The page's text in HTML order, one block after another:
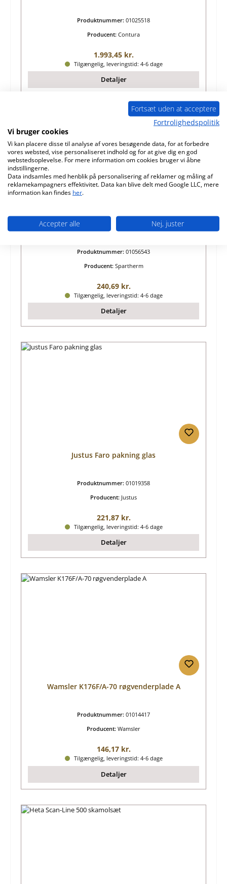
Produktnummer: 01025518
Producent: Contura
Almindelig pris:
1.993,45 kr.
Tilgængelig, leveringstid: 4-6 dage
Detaljer
Spartherm Passo fjeder nede brændkammerdør
Produktnummer: 01056543
Producent: Spartherm
Almindelig pris:
240,69 kr.
Tilgængelig, leveringstid: 4-6 dage
Detaljer
Justus Faro pakning glas
Produktnummer: 01019358
Producent: Justus
Almindelig pris:
221,87 kr.
Tilgængelig, leveringstid: 4-6 dage
Detaljer
Wamsler K176F/A-70 røgvenderplade A
Produktnummer: 01014417
Producent: Wamsler
Almindelig pris:
146,17 kr.
Tilgængelig, leveringstid: 4-6 dage
Detaljer
Fortsæt uden at acceptere
Fortrolighedspolitik
Vi bruger cookies
Vi kan placere disse til analyse af vores besøgende data, for at forbedre
vores websted, vise personaliseret indhold og for at give dig en god
webstedsoplevelse. For mere information om cookies bruger vi åbne
indstillingerne.
Data indsamles med henblik på personalisering af reklamer og måling af
reklamekampagners effektivitet. Data kan blive delt med Google LLC, mere
information kan findes her.
Accepter alle Nej, juster